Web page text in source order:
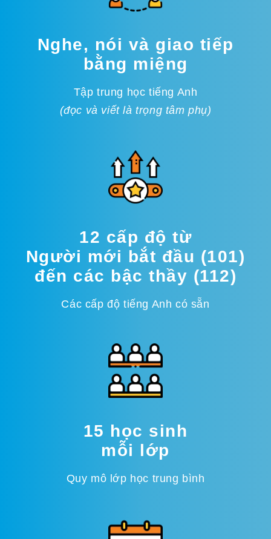
Nghe, nói và giao tiếp
bằng miệng
Tập trung học tiếng Anh
(đọc và viết là trọng tâm phụ)
12 cấp độ từ
Người mới bắt đầu (101)
đến các bậc thầy (112)
Các cấp độ tiếng Anh có sẵn
15 học sinh
mỗi lớp
Quy mô lớp học trung bình